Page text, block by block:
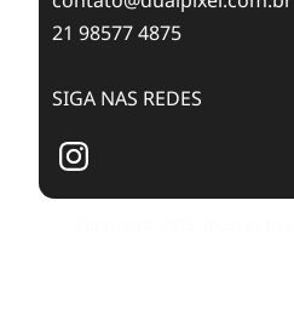
21 98577 4875
SIGA NAS REDES